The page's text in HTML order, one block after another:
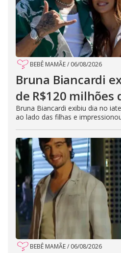
BEBÊ MAMÃE/ 06/08/2026
Bruna Biancardi
de R$120 milhões
Bruna Biancardi exibiu dia no
ao lado das filhas e
BEBÊ MAMÃE/ 06/08/2026